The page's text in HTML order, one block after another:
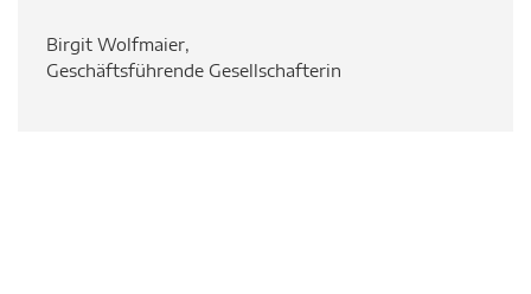
Birgit Wolfmaier,
Geschäftsführende Gesellschafterin